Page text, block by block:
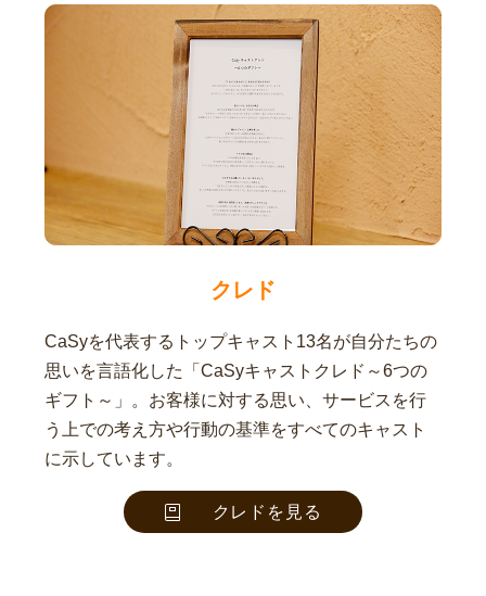
クレド
CaSyを代表するトップキャスト13名が自分たちの
思いを言語化した「CaSyキャストクレド～6つの
ギフト～」。お客様に対する思い、サービスを行
う上での考え方や行動の基準をすべてのキャスト
に示しています。
クレドを見る